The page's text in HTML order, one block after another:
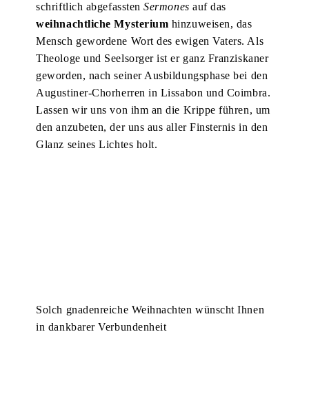
schriftlich abgefasstenSermones auf das
weihnachtliche Mysterium hinzuweisen, das
Mensch gewordene Wort des ewigen Vaters. Als
Theologe und Seelsorger ist er ganz Franziskaner
geworden, nach seiner Ausbildungsphase bei den
Augustiner-Chorherren in Lissabon und Coimbra.
Lassen wir uns von ihm an die Krippe führen, um
den anzubeten, der uns aus aller Finsternis in den
Glanz seines Lichtes holt.
Solch gnadenreiche Weihnachten wünscht Ihnen
in dankbarer Verbundenheit